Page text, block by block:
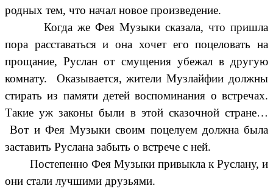
родных тем, что начал новое произведение.
Когда же Фея Музыки сказала, что пришла
пора расставаться и она хочет его поцеловать на
прощание, Руслан от смущения убежал в другую
комнату. Оказывается, жители Музлайфии должны
стирать из памяти детей воспоминания о встречах.
Такие уж законы были в этой сказочной стране…
Вот и Фея Музыки своим поцелуем должна была
заставить Руслана забыть о встрече с ней.
Постепенно Фея Музыки привыкла к Руслану, и
они стали лучшими друзьями.